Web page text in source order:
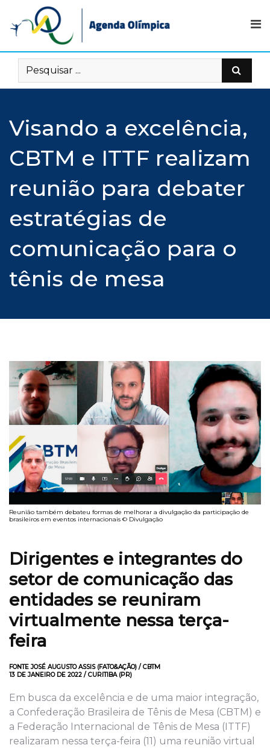
content
Visando a excelência,
CBTM e ITTF realizam
reunião para debater
estratégias de
comunicação para o
tênis de mesa
Reunião também debateu formas de melhorar a divulgação da participação de
brasileiros em eventos internacionais © Divulgação
Dirigentes e integrantes do
setor de comunicação das
entidades se reuniram
virtualmente nessa terça-
feira
FONTE JOSÉ AUGUSTO ASSIS (FATO&AÇÃO) / CBTM
13 DE JANEIRO DE 2022 / CURITIBA (PR)
Em busca da excelência e de uma maior integração,
a Confederação Brasileira de Tênis de Mesa (CBTM) e
a Federação Internacional de Tênis de Mesa (ITTF)
realizaram nessa terça-feira (11) uma reunião virtual